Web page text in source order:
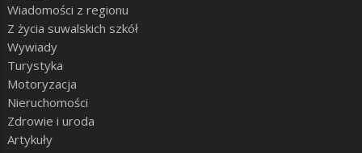
Wiadomości z regionu
Z życia suwalskich szkół
Wywiady
Turystyka
Motoryzacja
Nieruchomości
Zdrowie i uroda
Artykuły